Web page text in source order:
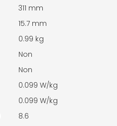
311 mm
15.7 mm
0.99 kg
Non
Non
0.099 W/kg
0.099 W/kg
8.6